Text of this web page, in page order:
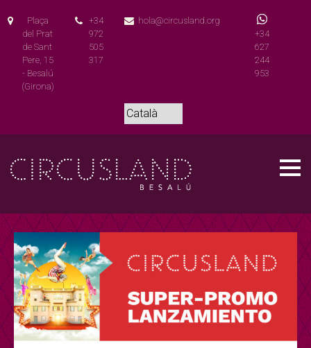
Plaça
del Prat
de Sant
Pere, 15
- Besalú
(Girona)
+34
972
505
317
hola@circusland.org
+34
627
244
953